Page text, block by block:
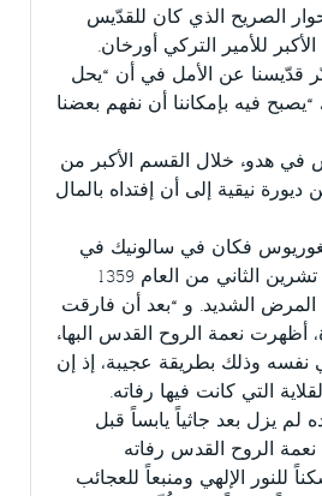
الصريح الذي كان للقدّيس
للأمير التركي أورخان.
قدّيسنا عن الأمل في أن “يحل
فيه بإمكاننا أن نفهم بعضنا
في هدوء خلال القسم الأكبر من
نيقية إلى أن إفتداه بالمال
فكان في سالونيك في
الرابع عشر من شهر تشرين الثاني من العام 1359
المرض الشديد. و “بعد أن فارقت
نعمة الروح القدس البهاء
نفسه وذلك بطريقة عجيبة، إذ إن
التي كانت فيها رفاته.
يزل بعد جاثياً يابساً قبل
الروح القدس رفاته
للنور الإلهي ومنبعاً للعجائب